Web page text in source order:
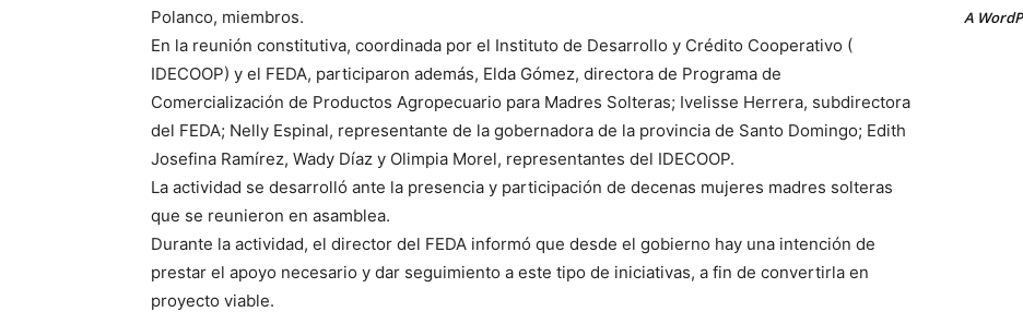
Polanco, miembros.
En la reunión constitutiva, coordinada por el Instituto de Desarrollo y Crédito Cooperativo (
IDECOOP) y el FEDA, participaron además, Elda Gómez, directora de Programa de
Comercialización de Productos Agropecuario para Madres Solteras; Ivelisse Herrera, subdirectora
del FEDA; Nelly Espinal, representante de la gobernadora de la provincia de Santo Domingo; Edith
Josefina Ramírez, Wady Díaz y Olimpia Morel, representantes del IDECOOP.
La actividad se desarrolló ante la presencia y participación de decenas mujeres madres solteras
que se reunieron en asamblea.
Durante la actividad, el director del FEDA informó que desde el gobierno hay una intención de
prestar el apoyo necesario y dar seguimiento a este tipo de iniciativas, a fin de convertirla en
proyecto viable.
A